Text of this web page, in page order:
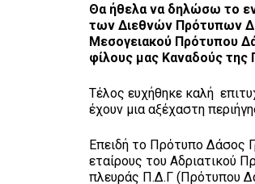
Θα ήθελα να δηλώσω το
των Διεθνών Πρότυπων
Μεσογειακού Πρότυπου
φίλους μας Καναδούς
Τέλος ευχήθηκε καλή
έχουν μια αξέχαστη
Επειδή το Πρότυπο Δάσος
εταίρους του Αδριατικού
πλευράς Π.Δ.Γ (Πρότυπου